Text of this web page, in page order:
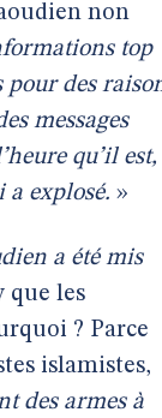
non
top
pour des
messages
qu’il est,
a explosé. »
a été mis
que les
? Parce
islamistes,
des armes à